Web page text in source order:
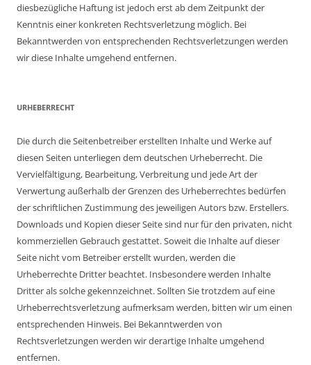
diesbezügliche Haftung ist jedoch erst ab dem Zeitpunkt der
Kenntnis einer konkreten Rechtsverletzung möglich. Bei
Bekanntwerden von entsprechenden Rechtsverletzungen werden
wir diese Inhalte umgehend entfernen.
URHEBERRECHT
Die durch die Seitenbetreiber erstellten Inhalte und Werke auf
diesen Seiten unterliegen dem deutschen Urheberrecht. Die
Vervielfältigung, Bearbeitung, Verbreitung und jede Art der
Verwertung außerhalb der Grenzen des Urheberrechtes bedürfen
der schriftlichen Zustimmung des jeweiligen Autors bzw. Erstellers.
Downloads und Kopien dieser Seite sind nur für den privaten, nicht
kommerziellen Gebrauch gestattet. Soweit die Inhalte auf dieser
Seite nicht vom Betreiber erstellt wurden, werden die
Urheberrechte Dritter beachtet. Insbesondere werden Inhalte
Dritter als solche gekennzeichnet. Sollten Sie trotzdem auf eine
Urheberrechtsverletzung aufmerksam werden, bitten wir um einen
entsprechenden Hinweis. Bei Bekanntwerden von
Rechtsverletzungen werden wir derartige Inhalte umgehend
entfernen.